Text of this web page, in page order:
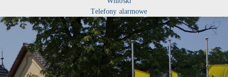
Telefony alarmowe